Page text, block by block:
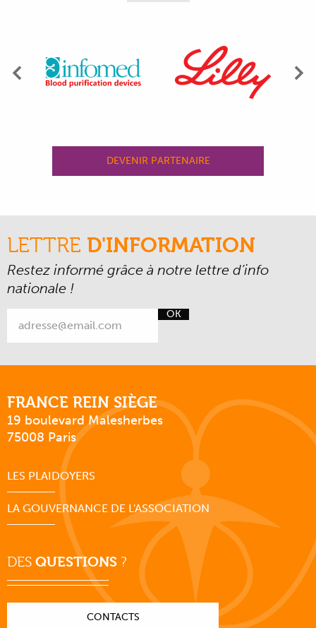
Précédent
DEVENIR PARTENAIRE
LETTRE D'INFORMATION
Restez informé grâce à notre lettre d’info
nationale !
OK
FRANCE REIN SIÈGE
19 boulevard Malesherbes
75008 Paris
LES PLAIDOYERS
LA GOUVERNANCE DE L'ASSOCIATION
DES QUESTIONS ?
CONTACTS